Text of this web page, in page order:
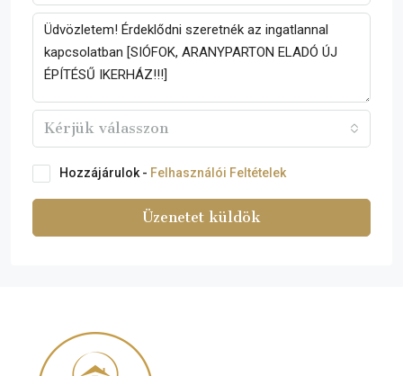
Kérjük válasszon
Hozzájárulok - Felhasználói Feltételek
Üzenetet küldök